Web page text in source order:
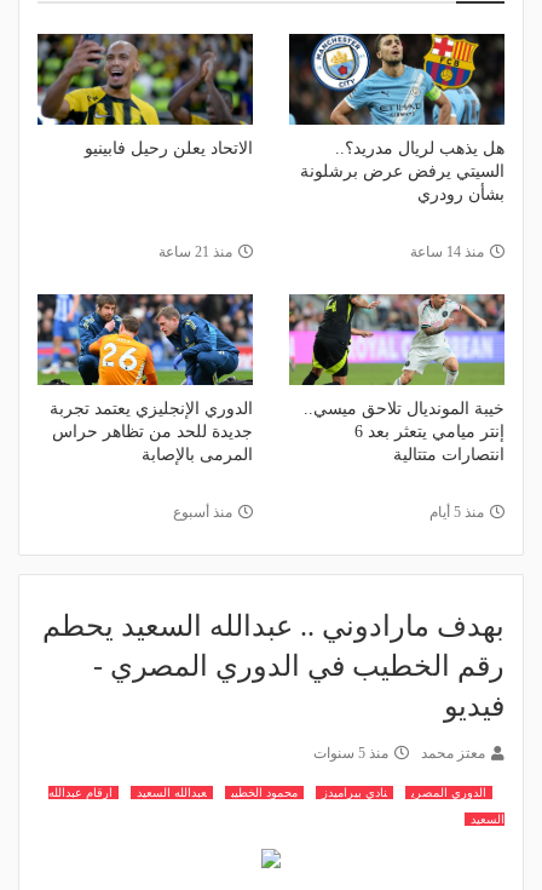
هل يذهب لريال مدريد؟..
السيتي يرفض عرض برشلونة
بشأن رودري
منذ 14 ساعة
الاتحاد يعلن رحيل فابينيو
منذ 21 ساعة
خيبة المونديال تلاحق ميسي..
إنتر ميامي يتعثر بعد 6
انتصارات متتالية
منذ 5 أيام
الدوري الإنجليزي يعتمد تجربة
جديدة للحد من تظاهر حراس
المرمى بالإصابة
منذ أسبوع
بهدف مارادوني .. عبدالله السعيد يحطم
رقم الخطيب في الدوري المصري -
فيديو
معتز محمد منذ 5 سنوات
الدوري المصري نادي بيراميدز محمود الخطيب عبدالله السعيد
ارقام عبدالله
السعيد